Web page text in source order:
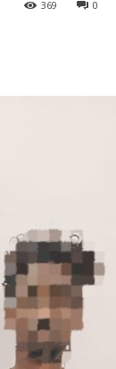
0
369